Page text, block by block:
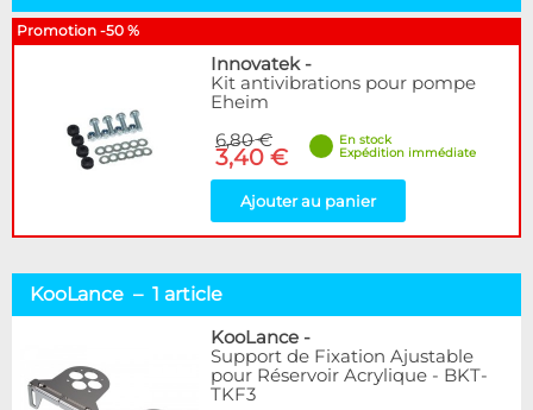
Promotion -50 %
Innovatek-
Kit antivibrations pour pompe
Eheim
6,80 €
3,40 €
En stock
Expédition immédiate
Ajouter au panier
KooLance – 1 article
KooLance -
Support de Fixation Ajustable
pour Réservoir Acrylique - BKT-
TKF3